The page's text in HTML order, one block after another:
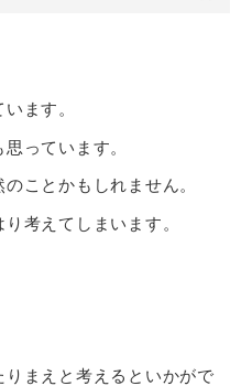
ます。
っています。
ことかもしれません。
考えてしまいます。
まえと考えるといかがで